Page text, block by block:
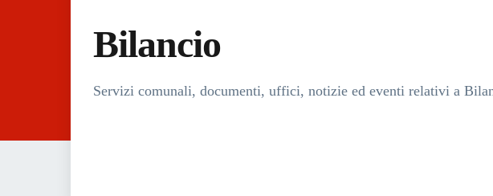
Bilancio
Dettagli dell'argomento
Servizi comunali, documenti, uffici, notizie ed eventi relativi a